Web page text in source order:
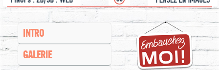
INTRO
GALERIE